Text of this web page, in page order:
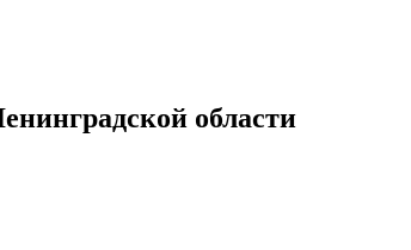
области